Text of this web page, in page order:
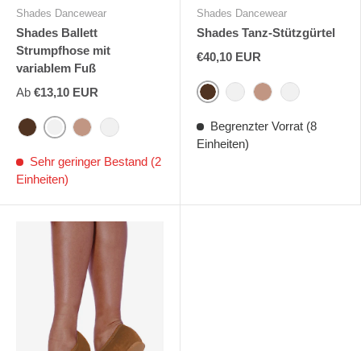
Shades Dancewear
Shades Ballett
Strumpfhose mit
variablem Fuß
Ab €13,10 EUR
Bojangles
RabeUdayPerle
Sehr geringer Bestand (2
Einheiten)
Shades Dancewear
Shades Tanz-Stützgürtel
€40,10 EUR
Bojangles
RabeUdayPerle
Begrenzter Vorrat (8
Einheiten)